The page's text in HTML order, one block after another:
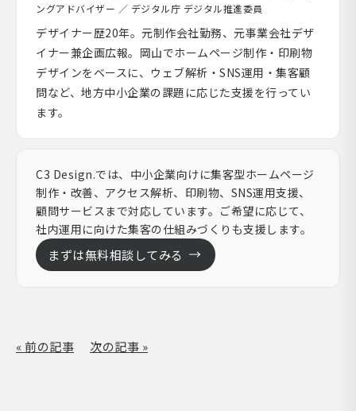
ングアドバイザー ／ デジタル庁 デジタル推進委員
デザイナー歴20年。元制作会社勤務、元事業会社デザ
イナー兼企画広報。岡山でホームページ制作・印刷物
デザインをベースに、ウェブ解析・SNS運用・集客顧
問など、地方中小企業の課題に応じた支援を行ってい
ます。
C3 Design.では、中小企業向けに集客型ホームページ
制作・改善、アクセス解析、印刷物、SNS運用支援、
顧問サービスまで対応しています。ご希望に応じて、
社内運用に向けた集客の仕組みづくりも支援します。
まずは無料相談してみる
« 前の記事 次の記事 »